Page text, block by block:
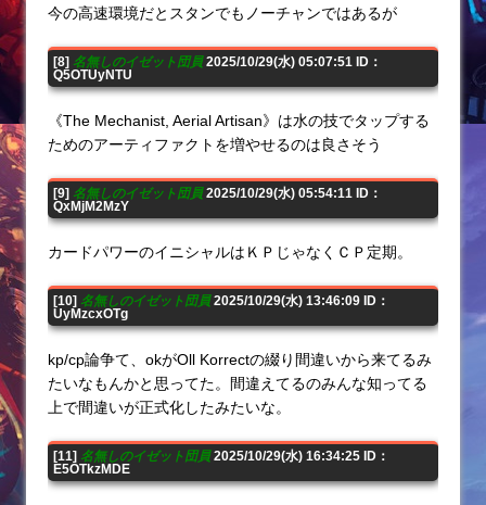
今の高速環境だとスタンでもノーチャンではあるが
[8] 名無しのイゼット団員2025/10/29(水) 05:07:51 ID：
Q5OTUyNTU
《The Mechanist, Aerial Artisan》は水の技でタップする
ためのアーティファクトを増やせるのは良さそう
[9] 名無しのイゼット団員2025/10/29(水) 05:54:11 ID：
QxMjM2MzY
カードパワーのイニシャルはＫＰじゃなくＣＰ定期。
[10] 名無しのイゼット団員2025/10/29(水) 13:46:09 ID：
UyMzcxOTg
kp/cp論争て、okがOll Korrectの綴り間違いから来てるみ
たいなもんかと思ってた。間違えてるのみんな知ってる
上で間違いが正式化したみたいな。
[11] 名無しのイゼット団員2025/10/29(水) 16:34:25 ID：
E5OTkzMDE